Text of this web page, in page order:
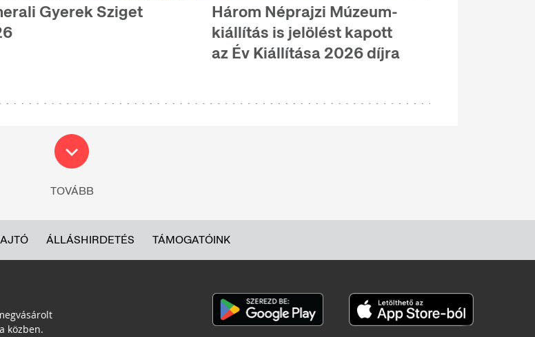
Gyerek Sziget
Három Néprajzi Múzeum-
kiállítás is jelölést kapott
az Év Kiállítása 2026 díjra
TOVÁBB
ÁLLÁSHIRDETÉS TÁMOGATÓINK
közben.